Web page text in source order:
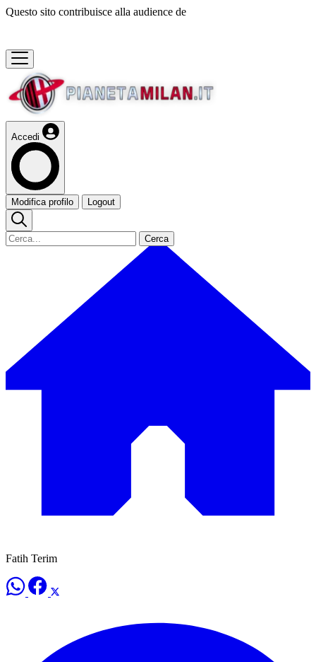
Questo sito contribuisce alla audience de
Accedi
Modifica profilo Logout
Cerca
Fatih Terim